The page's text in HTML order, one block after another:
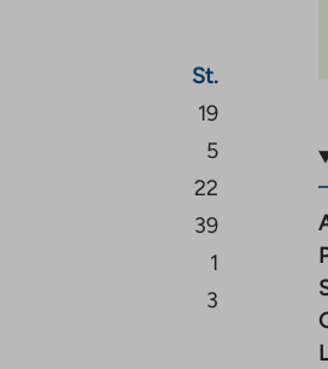
på 50
beläget mitt i
Du kan nå olika delar
daghem och
och en
St.
19
5
22
39
1
3